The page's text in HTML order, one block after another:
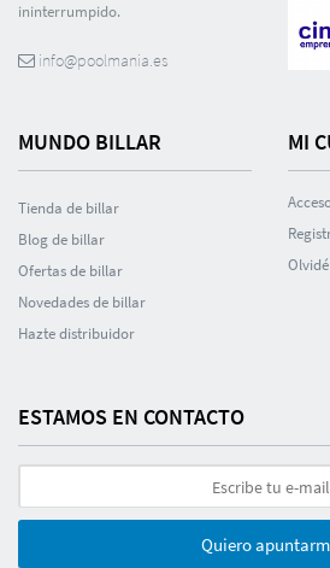
ininterrumpido.
info@poolmania.es
MUNDO BILLAR
Tienda de billar
Blog de billar
Ofertas de billar
Novedades de billar
Hazte distribuidor
MI
ESTAMOS EN CONTACTO
Quiero